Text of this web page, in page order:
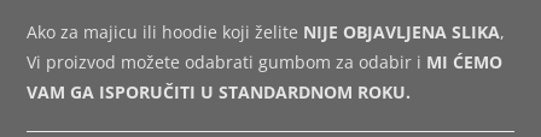
Ako za majicu ili hoodie koji želite NIJE OBJAVLJENA SLIKA,
Vi proizvod možete odabrati gumbom za odabir i MI ĆEMO
VAM GA ISPORUČITI U STANDARDNOM ROKU.